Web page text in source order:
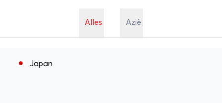
Neem vandaag nog contact met ons op voor
reisvoorstel!
Alles Azië
Japan